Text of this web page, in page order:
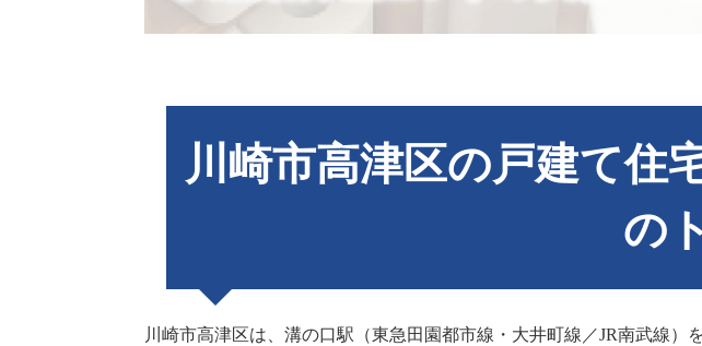
川崎市高津区の戸建て住
の
川崎市高津区は、溝の口駅（東急田園都市線・大井町線／JR南武線